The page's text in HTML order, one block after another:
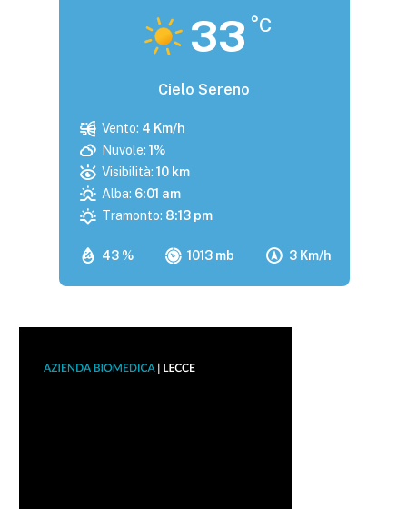
33 °C
Cielo Sereno
43 % 1013 mb 3 Km/h
Vento: 4 Km/h
Nuvole: 1%
Visibilità: 10 km
Alba: 6:01 am
Tramonto: 8:13 pm